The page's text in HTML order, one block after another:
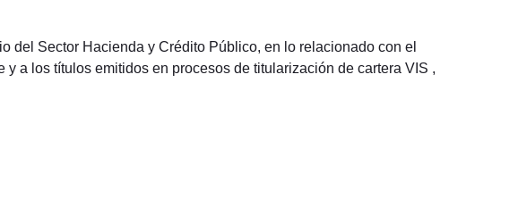
del Sector Hacienda y Crédito Público, en lo relacionado con el
a los títulos emitidos en procesos de titularización de cartera VIS ,